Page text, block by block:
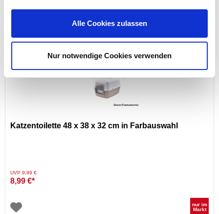
Alle Cookies zulassen
Nur notwendige Cookies verwenden
nur im
Katzentoilette 48 x 38 x 32 cm in Farbauswahl
Preis reduziert von
UVP 9,99 €auf
8,99 €*
nur im
Markt